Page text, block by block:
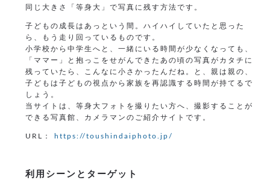
同じ大きさ「等身大」で写真に残す方法です。
子どもの成長はあっという間。ハイハイしていたと思った
ら、もう走り回っているものです。
小学校から中学生へと、一緒にいる時間が少なくなっても、
「ママー」と抱っこをせがんできたあの頃の写真がカタチに
残っていたら、こんなに小さかったんだね。と、親は親の、
子どもは子どもの視点から家族を再認識する時間が持てるで
しょう。
当サイトは、等身大フォトを撮りたい方へ、撮影することが
できる写真館、カメラマンのご紹介サイトです。
URL： https://toushindaiphoto.jp/
利用シーンとターゲット